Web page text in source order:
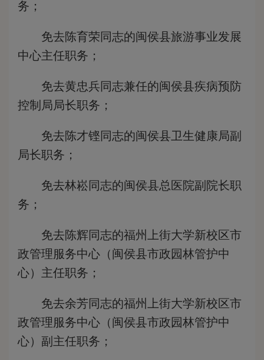
务；
免去陈育荣同志的闽侯县旅游事业发展
中心主任职务；
免去黄忠兵同志兼任的闽侯县疾病预防
控制局局长职务；
免去陈才铿同志的闽侯县卫生健康局副
局长职务；
免去林崧同志的闽侯县总医院副院长职
务；
免去陈辉同志的福州上街大学新校区市
政管理服务中心（闽侯县市政园林管护中
心）主任职务；
免去余芳同志的福州上街大学新校区市
政管理服务中心（闽侯县市政园林管护中
心）副主任职务；